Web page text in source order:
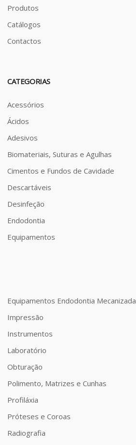
Produtos
Catálogos
Contactos
CATEGORIAS
Acessórios
Ácidos
Adesivos
Biomateriais, Suturas e Agulhas
Cimentos e Fundos de Cavidade
Descartáveis
Desinfeção
Endodontia
Equipamentos
Equipamentos Endodontia Mecanizada
Impressão
Instrumentos
Laboratório
Obturação
Polimento, Matrizes e Cunhas
Profiláxia
Próteses e Coroas
Radiografia